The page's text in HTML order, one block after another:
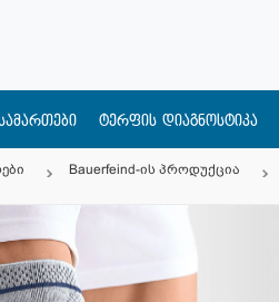
ტერფის დიაგნოსტიკა
Bauerfeind-ის პროდუქცია